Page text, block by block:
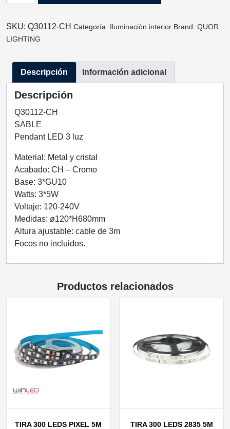
ACABADO
CH-
LUCES
Q30112-
CH
QUOR
LIGHTING
cantidad
SKU: Q30112-CH Categoría: Iluminaciòn interior Brand: QUOR
LIGHTING
Descripción Información adicional
Descripción
Q30112-CH
SABLE
Pendant LED 3 luz
Material: Metal y cristal
Acabado: CH – Cromo
Base: 3*GU10
Watts: 3*5W
Voltaje: 120-240V
Medidas: ø120*H680mm
Altura ajustable: cable de 3m
Focos no incluidos.
Productos relacionados
TIRA 300 LEDS PIXEL 5M
TIRA 300 LEDS 2835 5M